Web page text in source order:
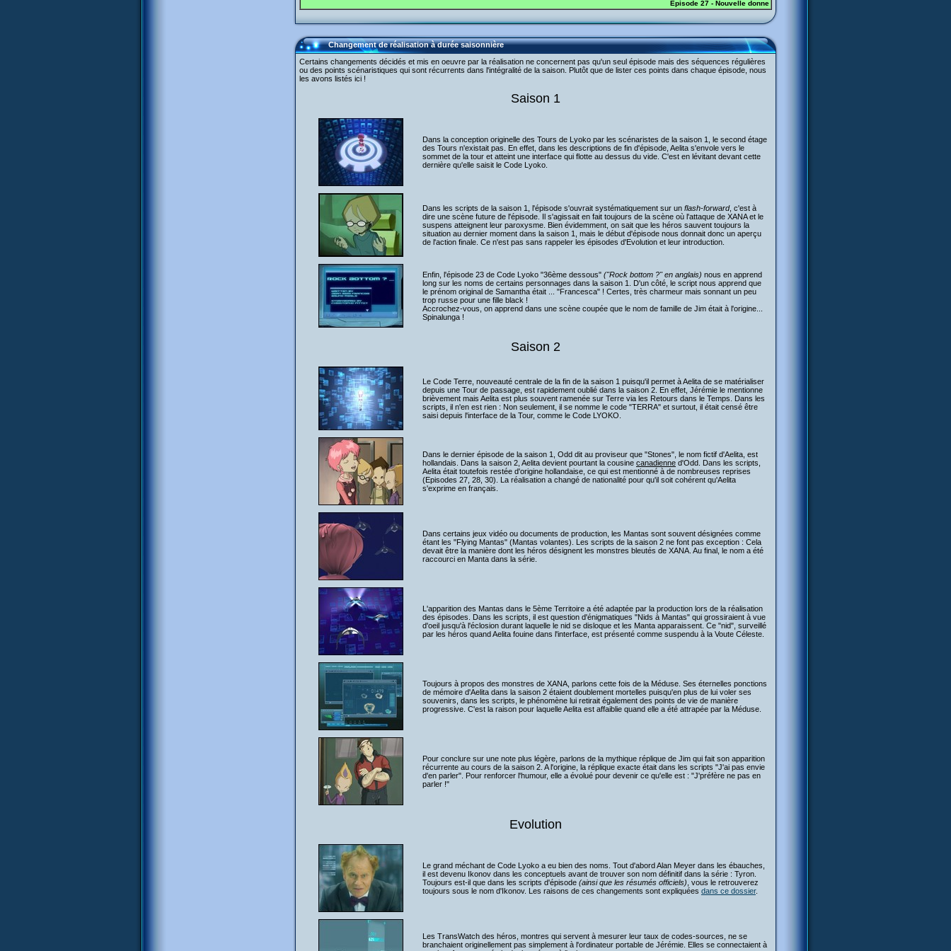
Episode 27 - Nouvelle donne
Changement de réalisation à durée saisonnière
Certains changements décidés et mis en oeuvre par la réalisation ne concernent pas qu'un seul épisode mais des séquences régulières
ou des points scénaristiques qui sont récurrents dans l'intégralité de la saison. Plutôt que de lister ces points dans chaque épisode, nous
les avons listés ici !
Saison 1
Dans la conception originelle des Tours de Lyoko par les scénaristes de la saison 1, le second étage
des Tours n'existait pas. En effet, dans les descriptions de fin d'épisode, Aelita s'envole vers le
sommet de la tour et atteint une interface qui flotte au dessus du vide. C'est en lévitant devant cette
dernière qu'elle saisit le Code Lyoko.
Dans les scripts de la saison 1, l'épisode s'ouvrait systématiquement sur un flash-forward, c'est à
dire une scène future de l'épisode. Il s'agissait en fait toujours de la scène où l'attaque de XANA et le
suspens atteignent leur paroxysme. Bien évidemment, on sait que les héros sauvent toujours la
situation au dernier moment dans la saison 1, mais le début d'épisode nous donnait donc un aperçu
de l'action finale. Ce n'est pas sans rappeler les épisodes d'Evolution et leur introduction.
Enfin, l'épisode 23 de Code Lyoko "36ème dessous" ("Rock bottom ?" en anglais) nous en apprend
long sur les noms de certains personnages dans la saison 1. D'un côté, le script nous apprend que
le prénom original de Samantha était ... "Francesca" ! Certes, très charmeur mais sonnant un peu
trop russe pour une fille black !
Accrochez-vous, on apprend dans une scène coupée que le nom de famille de Jim était à l'origine...
Spinalunga !
Saison 2
Le Code Terre, nouveauté centrale de la fin de la saison 1 puisqu'il permet à Aelita de se matérialiser
depuis une Tour de passage, est rapidement oublié dans la saison 2. En effet, Jérémie le mentionne
brièvement mais Aelita est plus souvent ramenée sur Terre via les Retours dans le Temps. Dans les
scripts, il n'en est rien : Non seulement, il se nomme le code "TERRA" et surtout, il était censé être
saisi depuis l'interface de la Tour, comme le Code LYOKO.
Dans le dernier épisode de la saison 1, Odd dit au proviseur que "Stones", le nom fictif d'Aelita, est
hollandais. Dans la saison 2, Aelita devient pourtant la cousine canadienne d'Odd. Dans les scripts,
Aelita était toutefois restée d'origine hollandaise, ce qui est mentionné à de nombreuses reprises
(Episodes 27, 28, 30). La réalisation a changé de nationalité pour qu'il soit cohérent qu'Aelita
s'exprime en français.
Dans certains jeux vidéo ou documents de production, les Mantas sont souvent désignées comme
étant les "Flying Mantas" (Mantas volantes). Les scripts de la saison 2 ne font pas exception : Cela
devait être la manière dont les héros désignent les monstres bleutés de XANA. Au final, le nom a été
raccourci en Manta dans la série.
L'apparition des Mantas dans le 5ème Territoire a été adaptée par la production lors de la réalisation
des épisodes. Dans les scripts, il est question d'énigmatiques "Nids à Mantas" qui grossiraient à vue
d'oeil jusqu'à l'éclosion durant laquelle le nid se disloque et les Manta apparaissent. Ce "nid", surveillé
par les héros quand Aelita fouine dans l'interface, est présenté comme suspendu à la Voute Céleste.
Toujours à propos des monstres de XANA, parlons cette fois de la Méduse. Ses éternelles ponctions
de mémoire d'Aelita dans la saison 2 étaient doublement mortelles puisqu'en plus de lui voler ses
souvenirs, dans les scripts, le phénomène lui retirait également des points de vie de manière
progressive. C'est la raison pour laquelle Aelita est affaiblie quand elle a été attrapée par la Méduse.
Pour conclure sur une note plus légère, parlons de la mythique réplique de Jim qui fait son apparition
récurrente au cours de la saison 2. A l'origine, la réplique exacte était dans les scripts "J'ai pas envie
d'en parler". Pour renforcer l'humour, elle a évolué pour devenir ce qu'elle est : "J'préfère ne pas en
parler !"
Evolution
Le grand méchant de Code Lyoko a eu bien des noms. Tout d'abord Alan Meyer dans les ébauches,
il est devenu Ikonov dans les conceptuels avant de trouver son nom définitif dans la série : Tyron.
Toujours est-il que dans les scripts d'épisode (ainsi que les résumés officiels) , vous le retrouverez
toujours sous le nom d'Ikonov. Les raisons de ces changements sont expliquées dans ce dossier.
Les TransWatch des héros, montres qui servent à mesurer leur taux de codes-sources, ne se
branchaient originellement pas simplement à l'ordinateur portable de Jérémie. Elles se connectaient à